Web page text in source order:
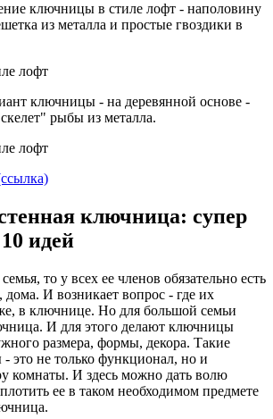
ключницы в стиле лофт - наполовину
из металла и простые гвоздики в
ключницы - на деревянной основе -
рыбы из металла.
ключница: супер
идей
то у всех ее членов обязательно есть
И возникает вопрос - где их
в ключнице. Но для большой семьи
И для этого делают ключницы
размера, формы, декора. Такие
это не только функционал, но и
комнаты. И здесь можно дать волю
ее в таком необходимом предмете